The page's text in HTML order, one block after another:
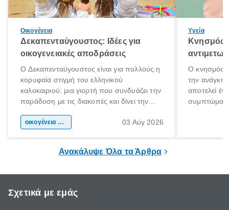
Οικογένεια
Δεκαπενταύγουστος: Ιδέες για
οικογενειακές αποδράσεις
Ο Δεκαπενταύγουστος είναι για πολλούς η
κορυφαία στιγμή του ελληνικού
καλοκαιριού: μια γιορτή που συνδυάζει την
παράδοση με τις διακοπές και δίνει την
χώρας. Είτε πρόκειται για λίγες μέρες
οικογένεια & παιδί 03 Αύγ 2026
Υγεία
Κνησμός:
Ο κνησμός
την ανάγκη
αποτελεί
Ανακάλυψε Όλα τα Άρθρα
Σχετικά με εμάς